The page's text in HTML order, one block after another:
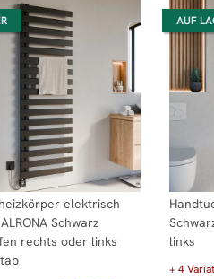
elektrisch
Schwarz
rechts oder links
AUF
links
+ 4